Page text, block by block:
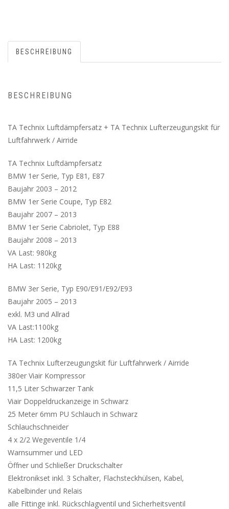
BESCHREIBUNG
BESCHREIBUNG
TA Technix Luftdämpfersatz + TA Technix Lufterzeugungskit für
Luftfahrwerk / Airride
TA Technix Luftdämpfersatz
BMW 1er Serie, Typ E81, E87
Baujahr 2003 – 2012
BMW 1er Serie Coupe, Typ E82
Baujahr 2007 – 2013
BMW 1er Serie Cabriolet, Typ E88
Baujahr 2008 – 2013
VA Last: 980kg
HA Last: 1120kg
BMW 3er Serie, Typ E90/E91/E92/E93
Baujahr 2005 – 2013
exkl. M3 und Allrad
VA Last:1100kg
HA Last: 1200kg
TA Technix Lufterzeugungskit für Luftfahrwerk / Airride
380er Viair Kompressor
11,5 Liter Schwarzer Tank
Viair Doppeldruckanzeige in Schwarz
25 Meter 6mm PU Schlauch in Schwarz
Schlauchschneider
4 x 2/2 Wegeventile 1/4
Warnsummer und LED
Öffner und Schließer Druckschalter
Elektronikset inkl. 3 Schalter, Flachsteckhülsen, Kabel,
Kabelbinder und Relais
alle Fittinge inkl. Rückschlagventil und Sicherheitsventil